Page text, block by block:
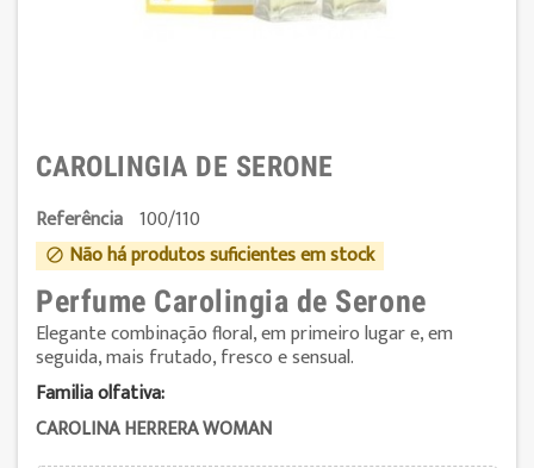
CAROLINGIA DE SERONE
Referência 100/110
 Não há produtos suficientes em stock
Perfume Carolingia de Serone
Elegante combinação floral, em primeiro lugar e, em
seguida, mais frutado, fresco e sensual.
Familia olfativa:
CAROLINA HERRERA WOMAN